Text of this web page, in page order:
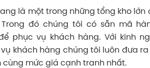
là một trong những tổng kho lớn
đó chúng tôi có sẵn mã
phục vụ khách hàng. Với kinh
khách hàng chúng tôi luôn đưa
cùng mức giá cạnh tranh nhất.